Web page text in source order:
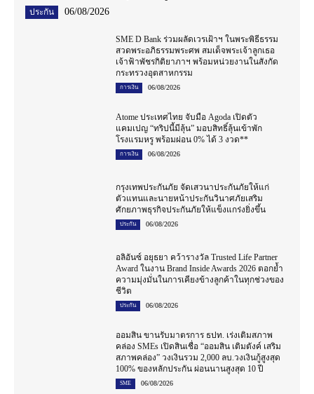
ประกัน 06/08/2026
SME D Bank ร่วมผลัดเวรเฝ้าฯ ในพระพิธีธรรม
สวดพระอภิธรรมพระศพ สมเด็จพระเจ้าลูกเธอ
เจ้าฟ้าพัชรกิติยาภาฯ พร้อมหน่วยงานในสังกัด
กระทรวงอุตสาหกรรม
การเงิน 06/08/2026
Atome ประเทศไทย จับมือ Agoda เปิดตัว
แคมเปญ “ทริปนี้มีลุ้น” มอบสิทธิ์ลุ้นเข้าพัก
โรงแรมหรู พร้อมผ่อน 0% ได้ 3 งวด**
การเงิน 06/08/2026
กรุงเทพประกันภัย จัดเสวนาประกันภัยให้แก่
ตัวแทนและนายหน้าประกันวินาศภัยเสริม
ศักยภาพธุรกิจประกันภัยให้แข็งแกร่งยิ่งขึ้น
ประกัน 06/08/2026
อลิอันซ์ อยุธยา คว้ารางวัล Trusted Life Partner
Award ในงาน Brand Inside Awards 2026 ตอกย้ำ
ความมุ่งมั่นในการเคียงข้างลูกค้าในทุกช่วงของ
ชีวิต
ประกัน 06/08/2026
ออมสิน ขานรับมาตรการ ธปท. เร่งเติมสภาพ
คล่อง SMEs เปิดสินเชื่อ “ออมสิน เติมตังค์ เสริม
สภาพคล่อง” วงเงินรวม 2,000 ลบ.วงเงินกู้สูงสุด
100% ของหลักประกัน ผ่อนนานสูงสุด 10 ปี
SME 06/08/2026